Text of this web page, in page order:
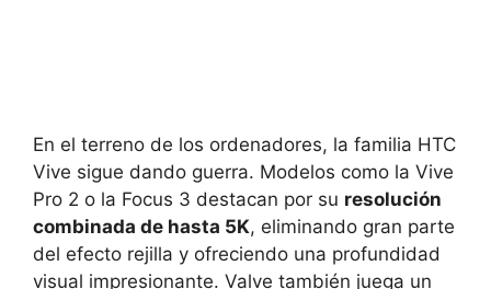
En el terreno de los ordenadores, la familia HTC
Vive sigue dando guerra. Modelos como la Vive
Pro 2 o la Focus 3 destacan por su resolución
combinada de hasta 5K, eliminando gran parte
del efecto rejilla y ofreciendo una profundidad
visual impresionante. Valve también juega un